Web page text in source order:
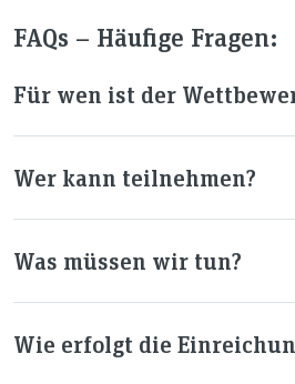
FAQs – Häufige Fragen:
Für wen ist der
Wer kann teilnehmen?
Was müssen wir tun?
Wie erfolgt die